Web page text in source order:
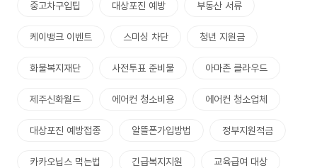
중고차구입팁 대상포진 예방 부동산 서류
케이뱅크 이벤트 스미싱 차단 청년 지원금
화물복지재단 사전투표 준비물 아마존 클라우드
제주신화월드 에어컨 청소비용 에어컨 청소업체
대상포진 예방접종 알뜰폰가입방법 정부지원적금
카카오닙스 먹는법 긴급복지지원 교육급여 대상